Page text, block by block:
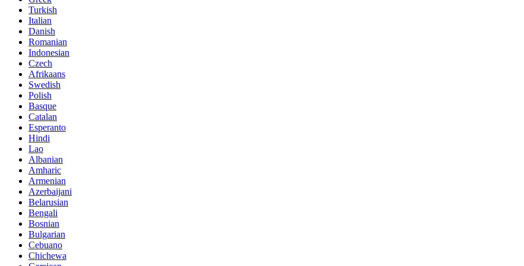
Turkish
Italian
Danish
Romanian
Indonesian
Czech
Afrikaans
Swedish
Polish
Basque
Catalan
Esperanto
Hindi
Lao
Albanian
Amharic
Armenian
Azerbaijani
Belarusian
Bengali
Bosnian
Bulgarian
Cebuano
Chichewa